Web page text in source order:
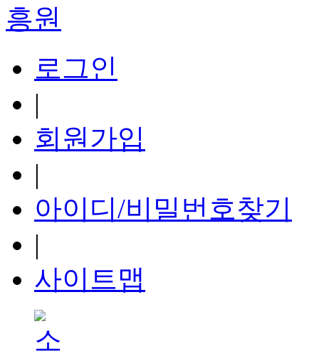
로그인
|
회원가입
|
아이디/비밀번호찾기
|
사이트맵